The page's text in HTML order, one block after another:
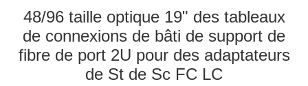
VISITE
D'USINE
CONTRÔLE
48/96 taille optique 19" des tableaux
de connexions de bâti de support de
fibre de port 2U pour des adaptateurs
de St de Sc FC LC